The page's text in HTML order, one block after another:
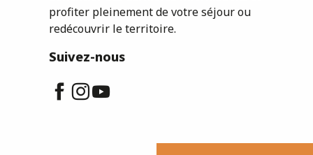
profiter pleinement de votre séjour ou
redécouvrir le territoire.
Suivez-nous